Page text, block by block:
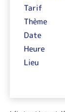
Tarif
Thème
Date
Heure
Lieu